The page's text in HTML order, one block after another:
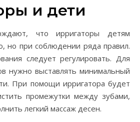
и дети
что ирригаторы детям
но при соблюдении ряда правил.
следует регулировать. Для
нужно выставлять минимальный
При помощи ирригатора будет
промежутки между зубами,
легкий массаж десен.